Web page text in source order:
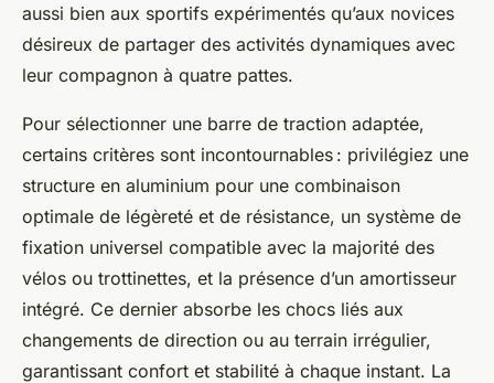
aussi bien aux sportifs expérimentés qu’aux novices
désireux de partager des activités dynamiques avec
leur compagnon à quatre pattes.
Pour sélectionner une barre de traction adaptée,
certains critères sont incontournables : privilégiez une
structure en aluminium pour une combinaison
optimale de légèreté et de résistance, un système de
fixation universel compatible avec la majorité des
vélos ou trottinettes, et la présence d’un amortisseur
intégré. Ce dernier absorbe les chocs liés aux
changements de direction ou au terrain irrégulier,
garantissant confort et stabilité à chaque instant. La